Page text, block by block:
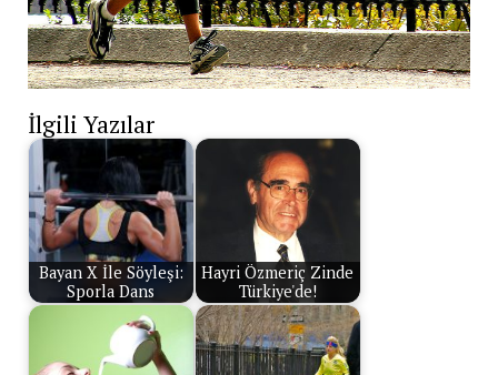
İlgili Yazılar
Bayan X İle Söyleşi:
Sporla Dans
Hayri Özmeriç Zinde
Türkiye'de!